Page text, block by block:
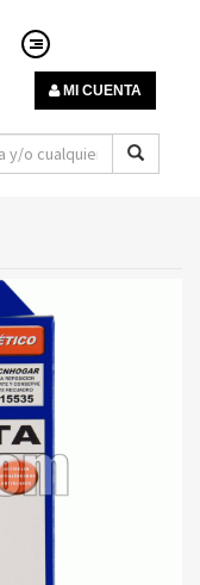
MI CUENTA